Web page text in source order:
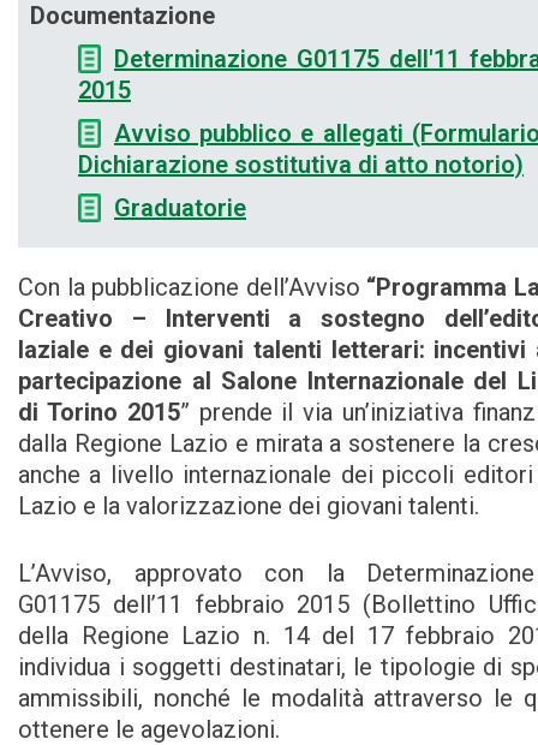
Documentazione
Determinazione G01175 dell'11
2015
Avviso pubblico e allegati
Dichiarazione sostitutiva di atto notorio)
Graduatorie
Con la pubblicazione dell’Avviso “Programma
Creativo – Interventi a sostegno
laziale e dei giovani talenti letterari: incentivi
partecipazione al Salone Internazionale del
di Torino 2015” prende il via un’iniziativa
dalla Regione Lazio e mirata a sostenere la
anche a livello internazionale dei piccoli
Lazio e la valorizzazione dei giovani talenti.
L’Avviso, approvato con la
G01175 dell’11 febbraio 2015 (Bollettino
della Regione Lazio n. 14 del 17 febbraio
individua i soggetti destinatari, le tipologie di
ammissibili, nonché le modalità attraverso le
ottenere le agevolazioni.